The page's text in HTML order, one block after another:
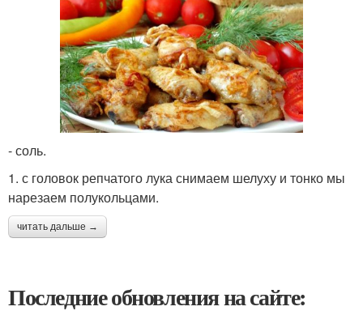
- соль.
1. с головок репчатого лука снимаем шелуху и тонко мы
нарезаем полукольцами.
читать дальше →
Последние обновления на сайте: